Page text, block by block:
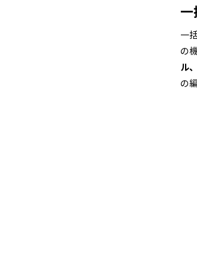
一
一
の
ル
の